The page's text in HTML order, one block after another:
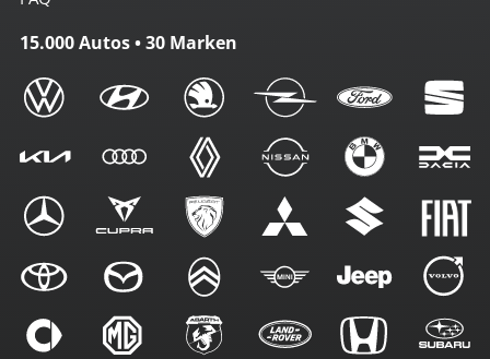
15.000 Autos • 30 Marken